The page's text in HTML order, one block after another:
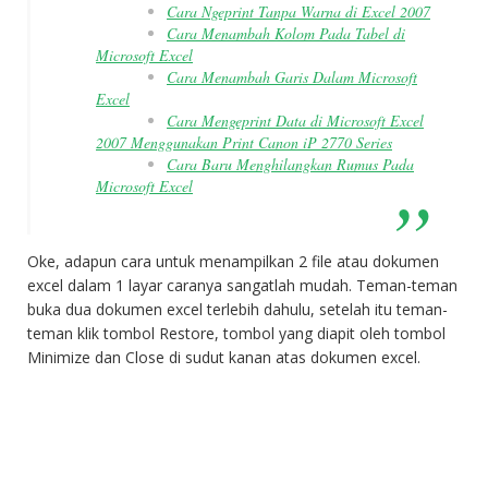
Cara Ngeprint Tanpa Warna di Excel 2007
Cara Menambah Kolom Pada Tabel di
Microsoft Excel
Cara Menambah Garis Dalam Microsoft
Excel
Cara Mengeprint Data di Microsoft Excel
2007 Menggunakan Print Canon iP 2770 Series
Cara Baru Menghilangkan Rumus Pada
Microsoft Excel
Oke, adapun cara untuk menampilkan 2 file atau dokumen
excel dalam 1 layar caranya sangatlah mudah. Teman-teman
buka dua dokumen excel terlebih dahulu, setelah itu teman-
teman klik tombol Restore, tombol yang diapit oleh tombol
Minimize dan Close di sudut kanan atas dokumen excel.